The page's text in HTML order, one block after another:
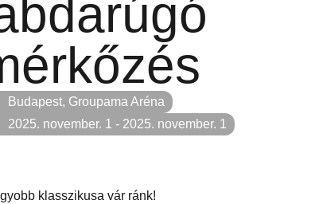
Budapest, Groupama Aréna
2025. november. 1 - 2025. november. 1
klasszikusa vár ránk!